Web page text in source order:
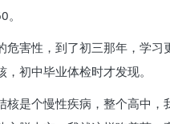
。
危害性，到了初三那年，学
初中毕业体检时才发现。
核是个慢性疾病，整个高中